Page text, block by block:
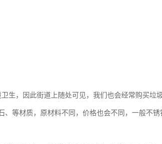
生，因此街道上随处可见，我们也会经常购买垃
、等材质，原材料不同，价格也会不同，一般不